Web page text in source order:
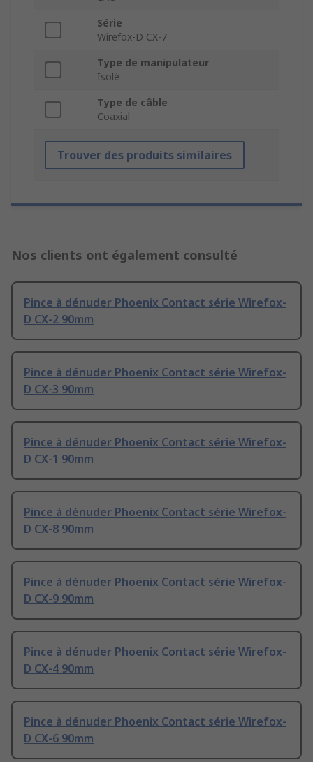
Série
Wirefox-D CX-7
Type de manipulateur
Isolé
Type de câble
Coaxial
Trouver des produits similaires
Nos clients ont également consulté
Pince à dénuder Phoenix Contact série Wirefox-
D CX-2 90mm
Pince à dénuder Phoenix Contact série Wirefox-
D CX-3 90mm
Pince à dénuder Phoenix Contact série Wirefox-
D CX-1 90mm
Pince à dénuder Phoenix Contact série Wirefox-
D CX-8 90mm
Pince à dénuder Phoenix Contact série Wirefox-
D CX-9 90mm
Pince à dénuder Phoenix Contact série Wirefox-
D CX-4 90mm
Pince à dénuder Phoenix Contact série Wirefox-
D CX-6 90mm